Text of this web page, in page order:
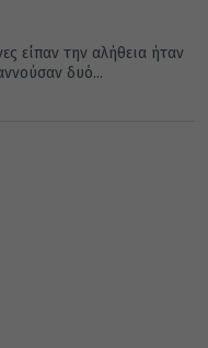
είπαν την αλήθεια ήταν
δυό...